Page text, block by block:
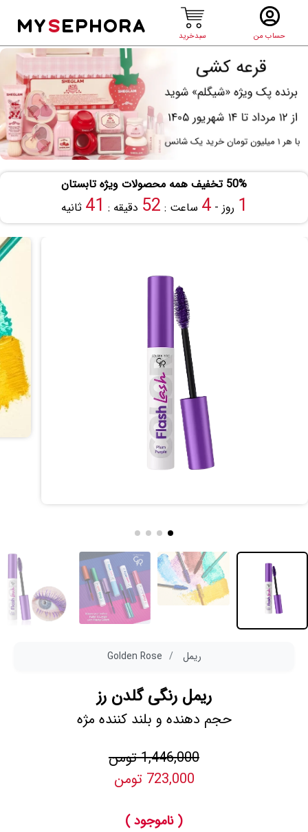
حساب من سبدخرید
MYSEPHORA
50% تخفیف همه محصولات ویژه تابستان
1 روز -4 ساعت : 52 دقیقه : 41 ثانیه
ریمل Golden Rose
ریمل رنگی گلدن رز
حجم دهنده و بلند کننده مژه
1,446,000 تومن
723,000 تومن
( ناموجود )